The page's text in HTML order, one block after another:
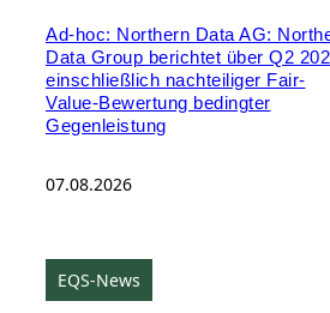
Ad-hoc: Northern Data AG:
Data Group berichtet über Q2
einschließlich nachteiliger Fair-
Value-Bewertung bedingter
Gegenleistung
07.08.2026
EQS-News